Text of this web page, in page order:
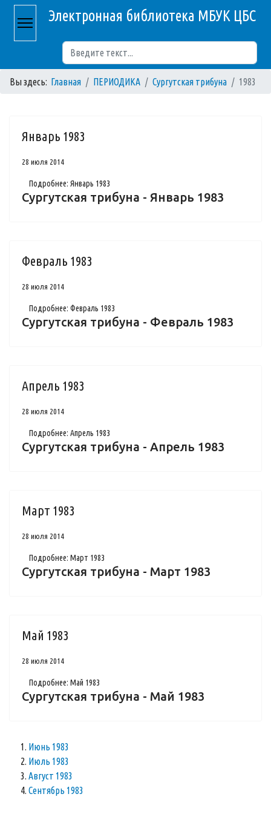
Электронная библиотека МБУК ЦБС
Вы здесь: Главная ПЕРИОДИКА Сургутская трибуна 1983
Январь 1983
28 июля 2014
Подробнее: Январь 1983
Сургутская трибуна - Январь 1983
Февраль 1983
28 июля 2014
Подробнее: Февраль 1983
Сургутская трибуна - Февраль 1983
Апрель 1983
28 июля 2014
Подробнее: Апрель 1983
Сургутская трибуна - Апрель 1983
Март 1983
28 июля 2014
Подробнее: Март 1983
Сургутская трибуна - Март 1983
Май 1983
28 июля 2014
Подробнее: Май 1983
Сургутская трибуна - Май 1983
Июнь 1983
Июль 1983
Август 1983
Сентябрь 1983